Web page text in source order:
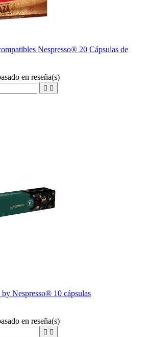
Nespresso® 20 Cápsulas de
en reseña(s)
 
Nespresso® 10 cápsulas
en reseña(s)
 